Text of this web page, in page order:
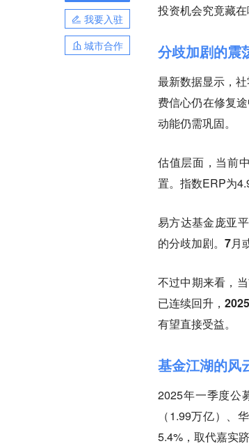
我要入驻
城市合作
投资机会究竟藏在
分歧加剧的震
最新数据显示，
费信心仍在修复
动能仍需巩固。
估值层面，当前
置。指数ERP为
易方达基金庞亚
的分歧加剧。 7月
不过中期来看，
已连续回升，
有望直接受益。
基金江湖的风
2025年一季度公
（1.99万亿）、
5.4%，取代嘉实跻